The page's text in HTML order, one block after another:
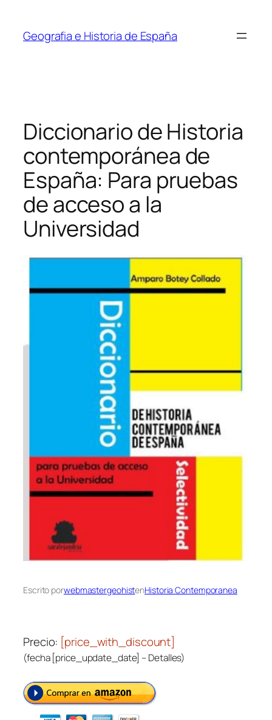
contenido
Geografia e Historia de España
Diccionario de Historia
contemporánea de
España: Para pruebas
de acceso a la
Universidad
Escrito porwebmastergeohistenHistoria Contemporanea
Precio: [price_with_discount]
(fecha [price_update_date] –Detalles)